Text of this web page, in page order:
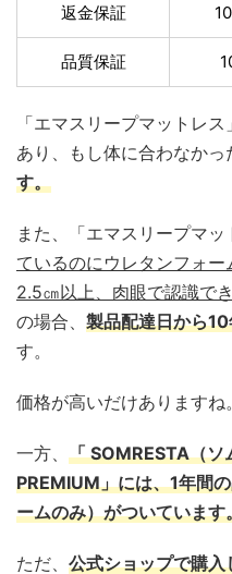
返金保証
品質保証
「エマスリープマットレス
あり、もし体に合わなかっ
す。
また、「エマスリープマッ
ているのにウレタンフォ
2.5㎝以上、肉眼で認識で
の場合、 製品配達日から
す。
価格が高いだけありますね。
一方、 「 SOMRESTA（ソ
PREMIUM」には、1年間
ームのみ）がついています
ただ、 公式ショップで購